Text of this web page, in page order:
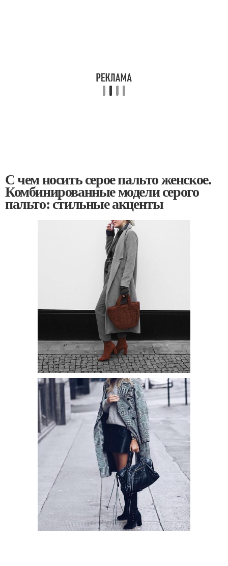
С чем носить серое пальто женское.
Комбинированные модели серого
пальто: стильные акценты